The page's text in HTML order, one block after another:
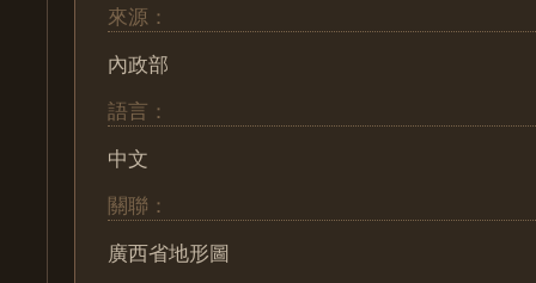
來源：
內政部
語言：
中文
關聯：
廣西省地形圖